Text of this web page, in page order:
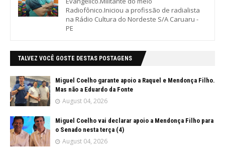
Radiofônico.Iniciou a profissão de radialista
na Rádio Cultura do Nordeste S/A Caruaru -
PE
TALVEZ VOCÊ GOSTE DESTAS POSTAGENS
Miguel Coelho garante apoio a Raquel e Mendonça Filho.
Mas não a Eduardo da Fonte
August 04, 2026
Miguel Coelho vai declarar apoio a Mendonça Filho para
o Senado nesta terça (4)
August 04, 2026